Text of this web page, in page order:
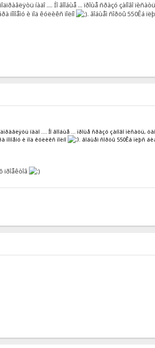
íàäî .... Íî âîîáùå ... ïðîùå ñðàçó çàíîâî
ïîìîåìó è ïîä êóëèêñ ïîëíî
. âîáùåì ñîðöû 550Êá
íàäî .... Íî âîîáùå ... ïðîùå ñðàçó çàíîâî ïèñàòü,
ïîìîåìó è ïîä êóëèêñ ïîëíî
. âîáùåì ñîðöû 550Êá ïëþñ
ïðîåêòîâ